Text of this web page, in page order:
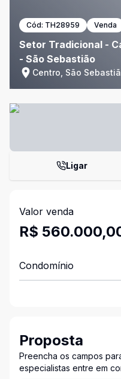
Cód: TH28959 Venda
Setor Tradicional -
- São Sebastião
Centro, São
Ligar
Valor venda
R$
Condomínio
Proposta
Preencha os campos
especialistas entre em